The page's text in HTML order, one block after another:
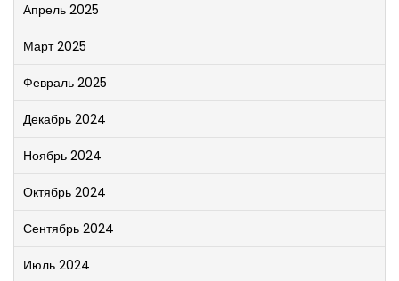
Апрель 2025
Март 2025
Февраль 2025
Декабрь 2024
Ноябрь 2024
Октябрь 2024
Сентябрь 2024
Июль 2024